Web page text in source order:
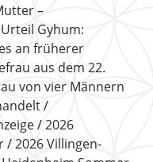
–
Urteil Gyhum:
an früherer
aus dem 22.
von vier Männern
2026
2026 Villingen-